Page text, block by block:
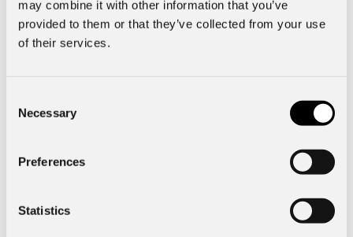
may combine it with other information that you’ve
provided to them or that they’ve collected from your use
of their services.
Selection
Necessary
Preferences
Statistics
Basuppgifter